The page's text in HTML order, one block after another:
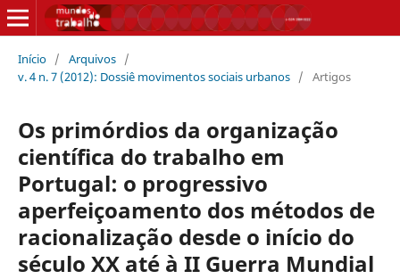
Início / Arquivos /
v. 4 n. 7 (2012): Dossiê movimentos sociais urbanos / Artigos
Os primórdios da organização
científica do trabalho em
Portugal: o progressivo
aperfeiçoamento dos métodos de
racionalização desde o início do
século XX até à II Guerra Mundial